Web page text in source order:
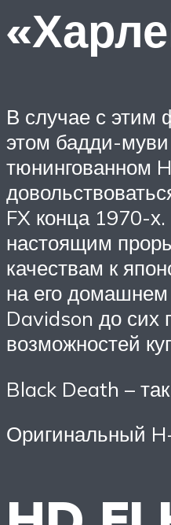
В случае с этим
этом бадди-муви
тюнингованном
FX конца 1970-
настоящим
качествам к
на его
Davidson до сих
возможностей
Black Death –
Оригинальный